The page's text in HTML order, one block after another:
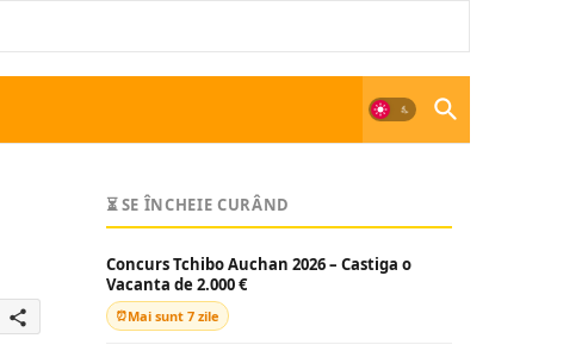
share
⏳ SE ÎNCHEIE CURÂND
Concurs Tchibo Auchan 2026 – Castiga o
Vacanta de 2.000 €
Mai sunt 7 zile